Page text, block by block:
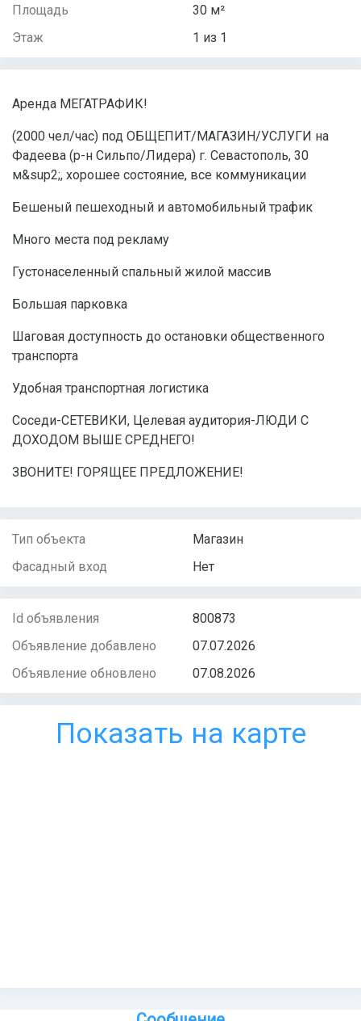
Площадь
30 м²
Этаж
1 из 1
Аренда МЕГАТРАФИК!
(2000 чел/час) под ОБЩЕПИТ/МАГАЗИН/УСЛУГИ на
Фадеева (р-н Сильпо/Лидера) г. Севастополь, 30
м&sup2;, хорошее состояние, все коммуникации
Бешеный пешеходный и автомобильный трафик
Много места под рекламу
Густонаселенный спальный жилой массив
Большая парковка
Шаговая доступность до остановки общественного
транспорта
Удобная транспортная логистика
Соседи-СЕТЕВИКИ, Целевая аудитория-ЛЮДИ С
ДОХОДОМ ВЫШЕ СРЕДНЕГО!
ЗВОНИТЕ! ГОРЯЩЕЕ ПРЕДЛОЖЕНИЕ!
Тип объекта
Магазин
Фасадный вход
Нет
Id объявления
800873
Объявление добавлено
07.07.2026
Объявление обновлено
07.08.2026
Показать на карте